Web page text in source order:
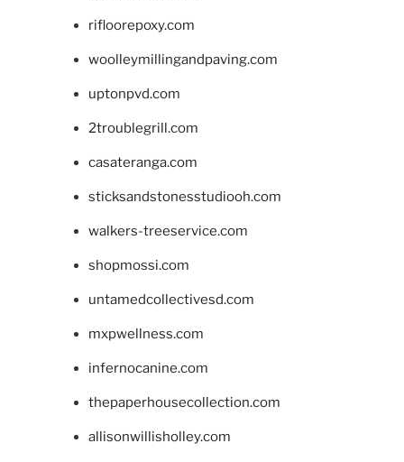
rifloorepoxy.com
woolleymillingandpaving.com
uptonpvd.com
2troublegrill.com
casateranga.com
sticksandstonesstudiooh.com
walkers-treeservice.com
shopmossi.com
untamedcollectivesd.com
mxpwellness.com
infernocanine.com
thepaperhousecollection.com
allisonwillisholley.com